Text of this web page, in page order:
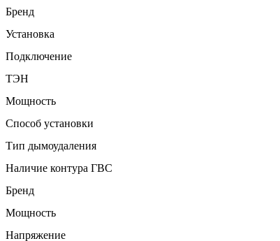
Бренд
Установка
Подключение
ТЭН
Мощность
Способ установки
Тип дымоудаления
Наличие контура ГВС
Бренд
Мощность
Напряжение